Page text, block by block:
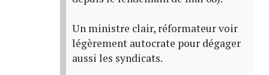
Un ministre clair, réformateur voir
légèrement autocrate pour dégager
aussi les syndicats.